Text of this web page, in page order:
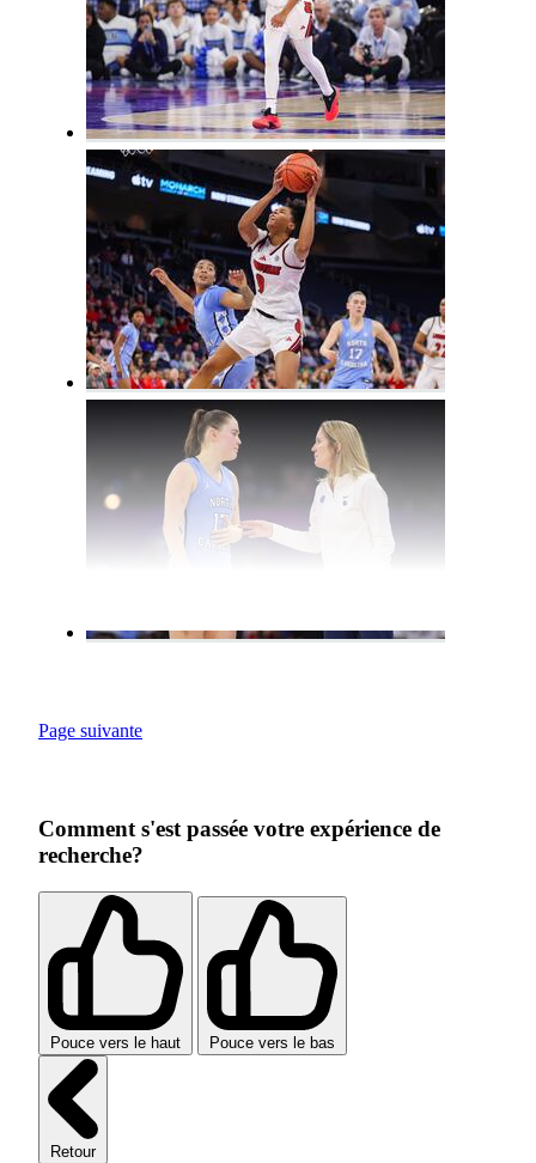
Page suivante
Comment s'est passée votre expérience de
recherche?
Pouce vers le haut Pouce vers le bas
Retour